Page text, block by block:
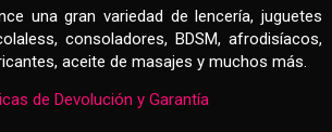
una gran variedad de lencería, juguetes
consoladores, BDSM, afrodisíacos,
aceite de masajes y muchos más.
de Devolución y Garantía